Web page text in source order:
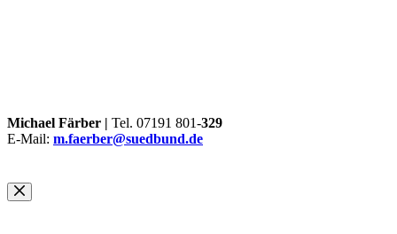
Michael Färber | Tel. 07191 801-329
E-Mail: m.faerber@suedbund.de